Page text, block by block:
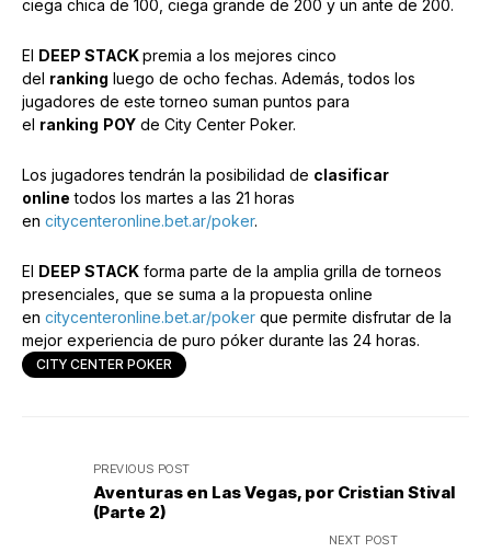
ciega chica de 100, ciega grande de 200 y un ante de 200.
El DEEP STACKpremia a los mejores cinco
del ranking luego de ocho fechas. Además, todos los
jugadores de este torneo suman puntos para
el ranking POY de City Center Poker.
Los jugadores tendrán la posibilidad de clasificar
online todos los martes a las 21 horas
en citycenteronline.bet.ar/poker.
El DEEP STACK forma parte de la amplia grilla de torneos
presenciales, que se suma a la propuesta online
en citycenteronline.bet.ar/poker que permite disfrutar de la
mejor experiencia de puro póker durante las 24 horas.
CITY CENTER POKER
PREVIOUS POST
Aventuras en Las Vegas, por Cristian Stival
(Parte 2)
NEXT POST